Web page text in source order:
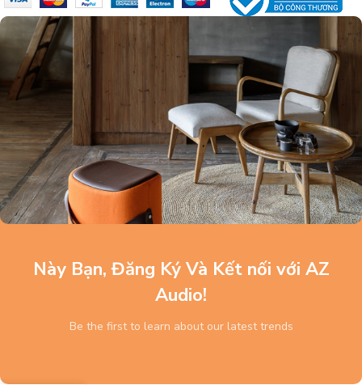
Này Bạn, Đăng Ký Và Kết nối với AZ
Audio!
Be the first to learn about our latest trends